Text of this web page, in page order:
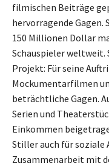
filmischen Beiträge
hervorragende Gagen.
150 Millionen Dollar
Schauspieler weltweit.
Projekt: Für seine
Mockumentarfilmen
beträchtliche Gagen.
Serien und
Einkommen
Stiller auch für soziale
Zusammenarbeit mit